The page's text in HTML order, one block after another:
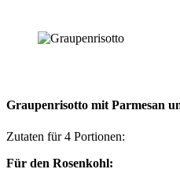
Graupenrisotto mit Parmesan
Zutaten für 4 Portionen:
Für den Rosenkohl: